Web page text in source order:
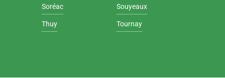
Soréac Souyeaux
Thuy Tournay